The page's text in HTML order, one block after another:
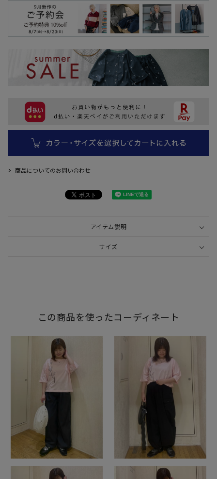
商品についてのお問い合わせ
アイテム説明
サイズ
この商品を使ったコーディネート